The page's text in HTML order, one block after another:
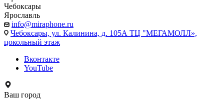
Чебоксары
Ярославль
info@miraphone.ru
Чебоксары, ул. Калинина, д. 105А ТЦ "МЕГАМОЛЛ»,
цокольный этаж
Вконтакте
YouTube
Ваш город